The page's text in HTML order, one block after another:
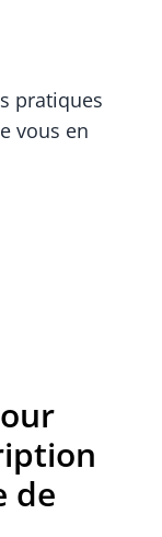
pratiques
vous en
de